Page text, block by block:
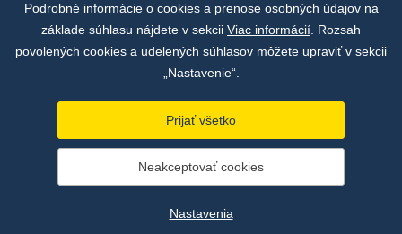
Copyright © by BioVendor Group 2026
Údaje o prevádzkovateľovi webu
Podrobné informácie o cookies a prenose osobných údajov na
základe súhlasu nájdete v sekcii Viac informácií . Rozsah
povolených cookies a udelených súhlasov môžete upraviť v sekcii
„Nastavenie“.
Prijať všetko
Neakceptovať cookies
Nastavenia